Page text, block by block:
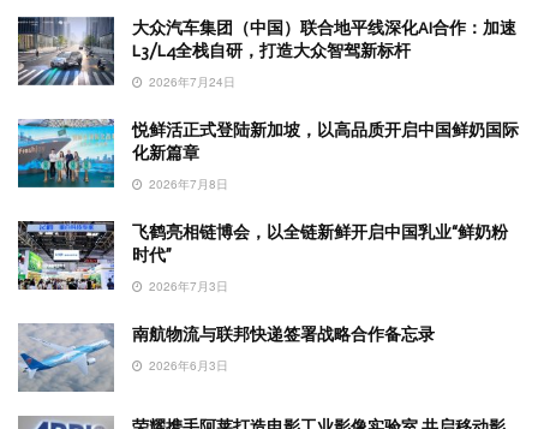
大众汽车集团（中国）联合地平线深化AI合作：加速
L3/L4全栈自研，打造大众智驾新标杆
2026年7月24日
悦鲜活正式登陆新加坡，以高品质开启中国鲜奶国际
化新篇章
2026年7月8日
飞鹤亮相链博会，以全链新鲜开启中国乳业“鲜奶粉
时代”
2026年7月3日
南航物流与联邦快递签署战略合作备忘录
2026年6月3日